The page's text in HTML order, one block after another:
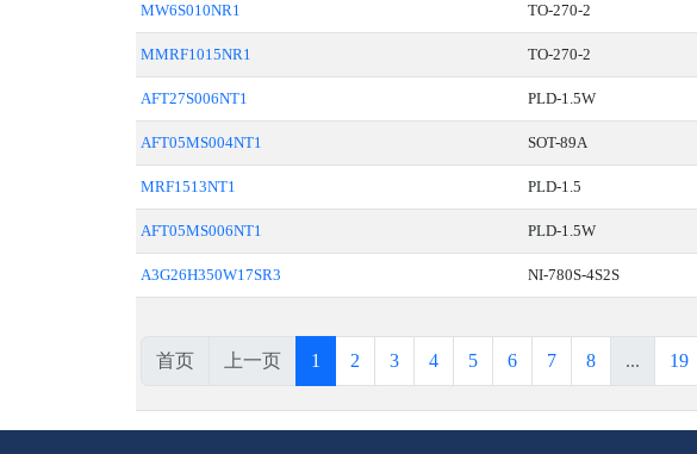
MW6S010NR1 TO-270-2
MMRF1015NR1 TO-270-2
AFT27S006NT1 PLD-1.5W
AFT05MS004NT1 SOT-89A
MRF1513NT1 PLD-1.5
AFT05MS006NT1 PLD-1.5W
A3G26H350W17SR3 NI-780S-4S2S
首页 上一页 1 2 3 4 5 6 7 8 ... 19